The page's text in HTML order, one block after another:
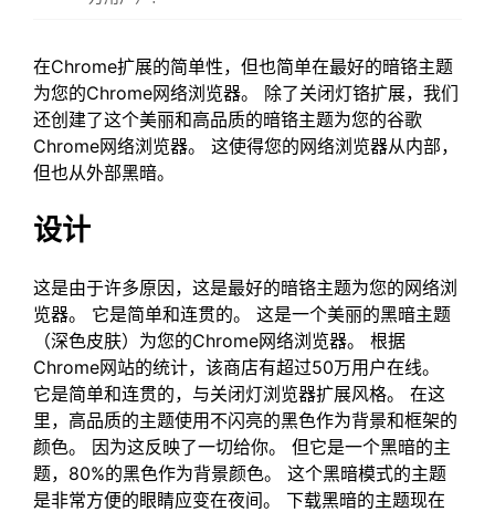
在Chrome扩展的简单性，但也简单在最好的暗铬主题
为您的Chrome网络浏览器。 除了关闭灯铬扩展，我们
还创建了这个美丽和高品质的暗铬主题为您的谷歌
Chrome网络浏览器。 这使得您的网络浏览器从内部，
但也从外部黑暗。
设计
这是由于许多原因，这是最好的暗铬主题为您的网络浏
览器。 它是简单和连贯的。 这是一个美丽的黑暗主题
（深色皮肤）为您的Chrome网络浏览器。 根据
Chrome网站的统计，该商店有超过50万用户在线。
它是简单和连贯的，与关闭灯浏览器扩展风格。 在这
里，高品质的主题使用不闪亮的黑色作为背景和框架的
颜色。 因为这反映了一切给你。 但它是一个黑暗的主
题，80%的黑色作为背景颜色。 这个黑暗模式的主题
是非常方便的眼睛应变在夜间。 下载黑暗的主题现在